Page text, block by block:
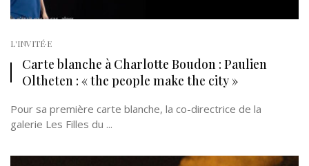
L'INVITÉ·E
Carte blanche à Charlotte Boudon : Paulien
Oltheten : « the people make the city »
Pour sa première carte blanche, la co-directrice de la
galerie Les Filles du ...